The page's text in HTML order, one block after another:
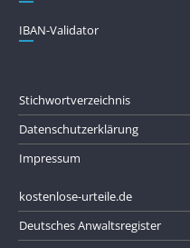
IBAN-Validator
Stichwortverzeichnis
Datenschutzerklärung
Impressum
kostenlose-urteile.de
Deutsches Anwaltsregister